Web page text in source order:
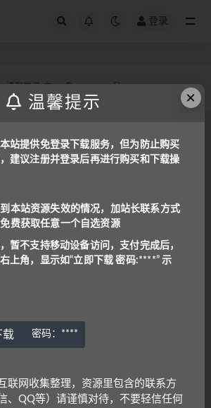
登录
语耳学习 京ICP备14037962号-2
×
温馨提示
站提供免登录下载服务，但为防止购买
建议注册并登录后再进行购买和下载操
本站资源失效的情况，加站长联系方式
费获取任意一个自选资源
暂不支持移动设备访问，支付完成后，
上角，显示如“立即下载 密码:****” 示
载 密码： ****
联网收集整理，资源里包含的联系方
、QQ等）请谨慎对待，不要轻信任何